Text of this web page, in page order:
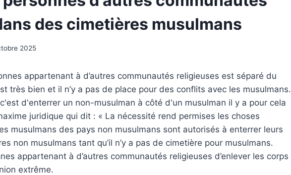
des cimetières musulmans
2025
appartenant à d’autres communautés religieuses est séparé du
très bien et il n’y a pas de place pour des conflits avec les musulmans.
d'enterrer un non-musulman à côté d'un musulman il y a pour cela
juridique qui dit : « La nécessité rend permises les choses
musulmans des pays non musulmans sont autorisés à enterrer leurs
non musulmans tant qu’il n’y a pas de cimetière pour musulmans.
appartenant à d’autres communautés religieuses d’enlever les corps
extrême.